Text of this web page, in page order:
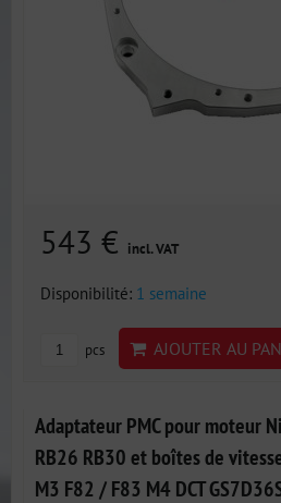
543 € incl. VAT
Disponibilité: 1 semaine
pcs AJOUTER AU
Adaptateur PMC pour moteur
RB26 RB30 et boîtes de
M3 F82 / F83 M4 DCT